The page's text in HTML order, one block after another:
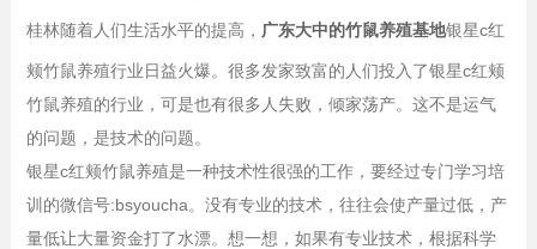
桂林随着人们生活水平的提高， 广东大中的竹鼠养殖基地银星c红
颊竹鼠养殖行业日益火爆。很多发家致富的人们投入了银星c红颊
竹鼠养殖的行业，可是也有很多人失败，倾家荡产。这不是运气
的问题，是技术的问题。
银星c红颊竹鼠养殖是一种技术性很强的工作，要经过专门学习培
训的微信号:bsyoucha。没有专业的技术，往往会使产量过低，产
量低让大量资金打了水漂。想一想，如果有专业技术，根据科学